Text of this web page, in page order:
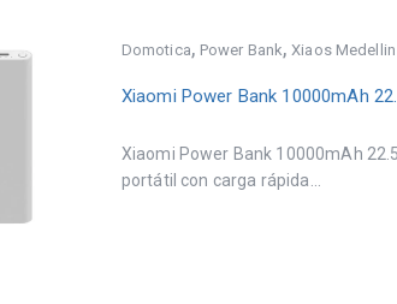
Domotica, Power Bank,Xiaos Medellin
Xiaomi Power Bank 10000mAh
Xiaomi Power Bank 10000mAh
portátil con carga rápida...